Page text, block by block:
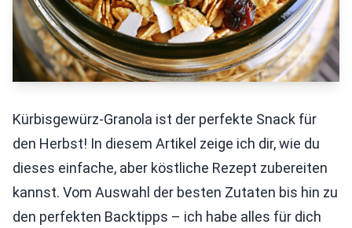
Kürbisgewürz-Granola ist der perfekte Snack für
den Herbst! In diesem Artikel zeige ich dir, wie du
dieses einfache, aber köstliche Rezept zubereiten
kannst. Vom Auswahl der besten Zutaten bis hin zu
den perfekten Backtipps – ich habe alles für dich